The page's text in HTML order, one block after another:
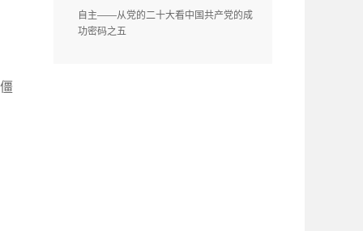
自主——从党的二十大看中国共产党的成
功密码之五